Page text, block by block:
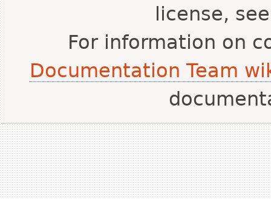
license,
For information on
Documentation Team